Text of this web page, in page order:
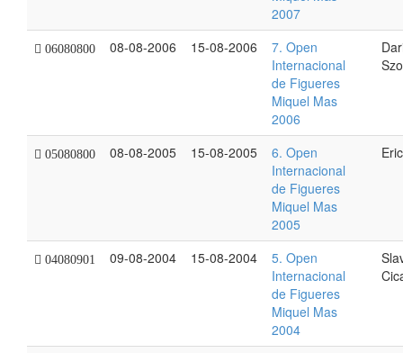
2007
06080800 08-08-2006 15-08-2006
7. Open
Internacional
de Figueres
Miquel Mas
2006
05080800 08-08-2005 15-08-2005
6. Open
Internacional
de Figueres
Miquel Mas
2005
04080901 09-08-2004 15-08-2004
5. Open
Internacional
de Figueres
Miquel Mas
2004